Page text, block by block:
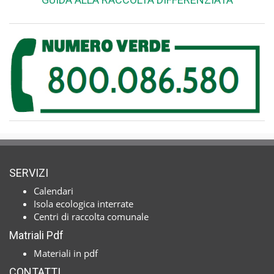
SERVIZI
Calendari
Isola ecologica interrate
Centri di raccolta comunale
Matriali Pdf
Materiali in pdf